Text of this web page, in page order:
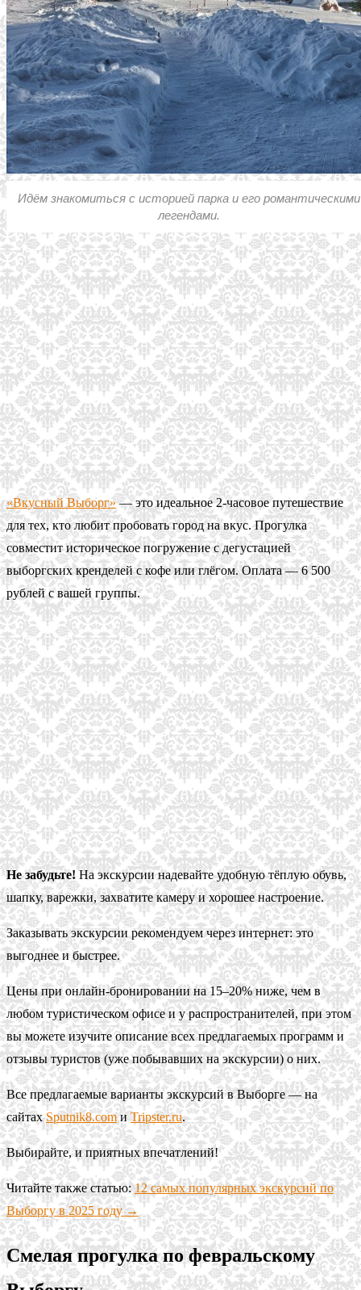
Идём знакомиться с историей парка и его романтическими
легендами.
«Вкусный Выборг»— это идеальное 2-часовое путешествие
для тех, кто любит пробовать город на вкус. Прогулка
совместит историческое погружение с дегустацией
выборгских кренделей с кофе или глёгом. Оплата — 6 500
рублей с вашей группы.
Не забудьте!На экскурсии надевайте удобную тёплую обувь,
шапку, варежки, захватите камеру и хорошее настроение.
Заказывать экскурсии рекомендуем через интернет: это
выгоднее и быстрее.
Цены при онлайн-бронировании на 15–20% ниже, чем в
любом туристическом офисе и у распространителей, при этом
вы можете изучите описание всех предлагаемых программ и
отзывы туристов (уже побывавших на экскурсии) о них.
Все предлагаемые варианты экскурсий в Выборге — на
сайтахSputnik8.comи Tripster.ru.
Выбирайте, и приятных впечатлений!
Читайте также статью:12 самых популярных экскурсий по
Выборгу в 2025 году →
Смелая прогулка по февральскому